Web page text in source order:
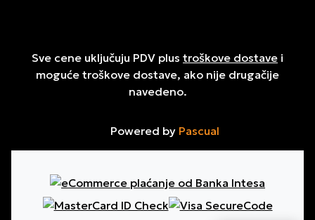
Sve cene uključuju PDV plus troškove dostave i
moguće troškove dostave, ako nije drugačije
navedeno.
Powered by Pascual